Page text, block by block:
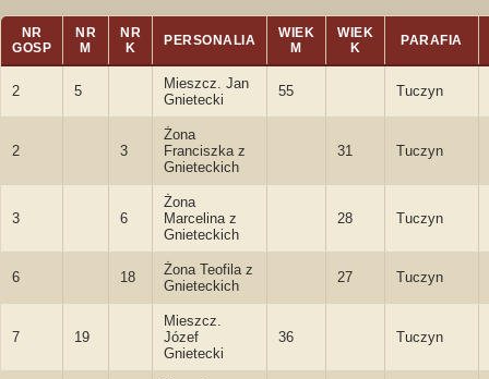
NR
GOSP
NR
M
NR
K
PERSONALIA
WIEK
M
WIEK
K
PARAFIA
2 5
Mieszcz. Jan
Gnietecki
55 Tuczyn
2 3
Żona
Franciszka z
Gnieteckich
31 Tuczyn
3 6
Żona
Marcelina z
Gnieteckich
28 Tuczyn
6 18
Żona Teofila z
Gnieteckich
27 Tuczyn
7 19
Mieszcz.
Józef
Gnietecki
36 Tuczyn